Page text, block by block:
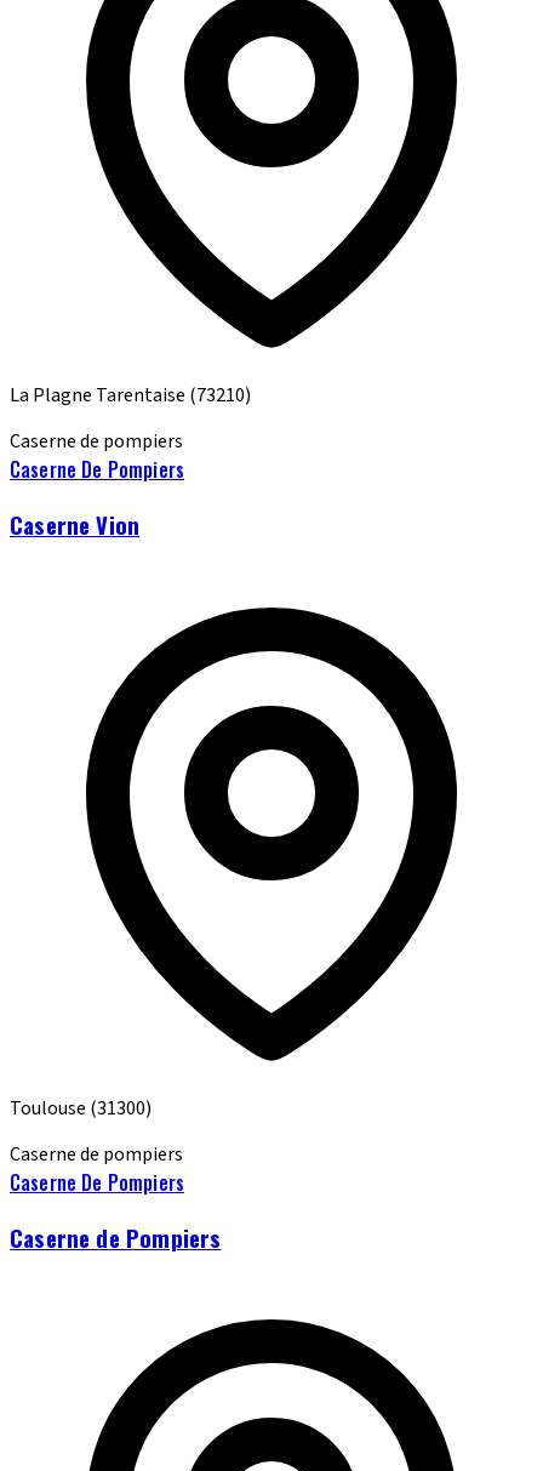
La Plagne Tarentaise (73210)
Caserne de pompiers
Caserne De Pompiers
Caserne Vion
Toulouse (31300)
Caserne de pompiers
Caserne De Pompiers
Caserne de Pompiers